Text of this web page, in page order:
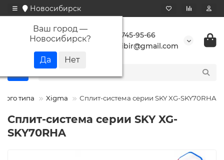
Новосибирск
Ваш город —
Новосибирск?
+7 923 745-95-66
buransibir@gmail.com
типа Xigma Сплит-система серии SKY XG-SKY70RHA
Сплит-система серии SKY XG-
SKY70RHA